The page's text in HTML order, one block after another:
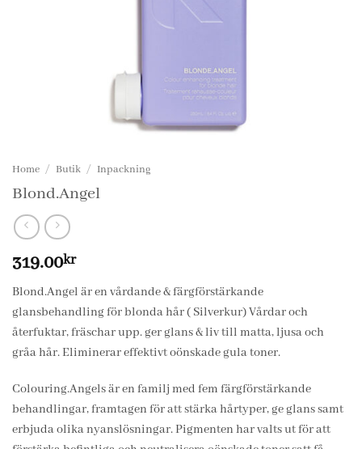
Home / Butik / Inpackning
Blond.Angel
319.00kr
Blond.Angel är en vårdande & färgförstärkande
glansbehandling för blonda hår ( Silverkur) Vårdar och
återfuktar, fräschar upp. ger glans & liv till matta, ljusa och
gråa hår. Eliminerar effektivt oönskade gula toner.
Colouring.Angels är en familj med fem färgförstärkande
behandlingar, framtagen för att stärka hårtyper, ge glans samt
erbjuda olika nyanslösningar. Pigmenten har valts ut för att